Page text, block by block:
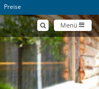
Preise
Menü